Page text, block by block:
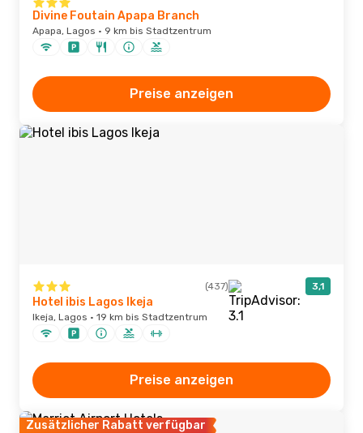
Divine Foutain Apapa Branch
Apapa, Lagos · 9 km bis Stadtzentrum
Preise anzeigen
(437) 3,1
Hotel ibis Lagos Ikeja
Ikeja, Lagos · 19 km bis Stadtzentrum
Preise anzeigen
Zusätzlicher Rabatt verfügbar